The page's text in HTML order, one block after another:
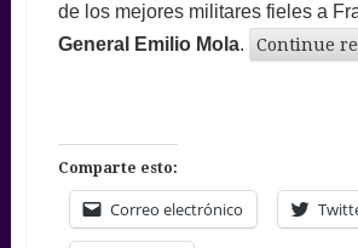
de los mejores militares fieles a
General Emilio Mola. Continue
Comparte esto:
Correo electrónico